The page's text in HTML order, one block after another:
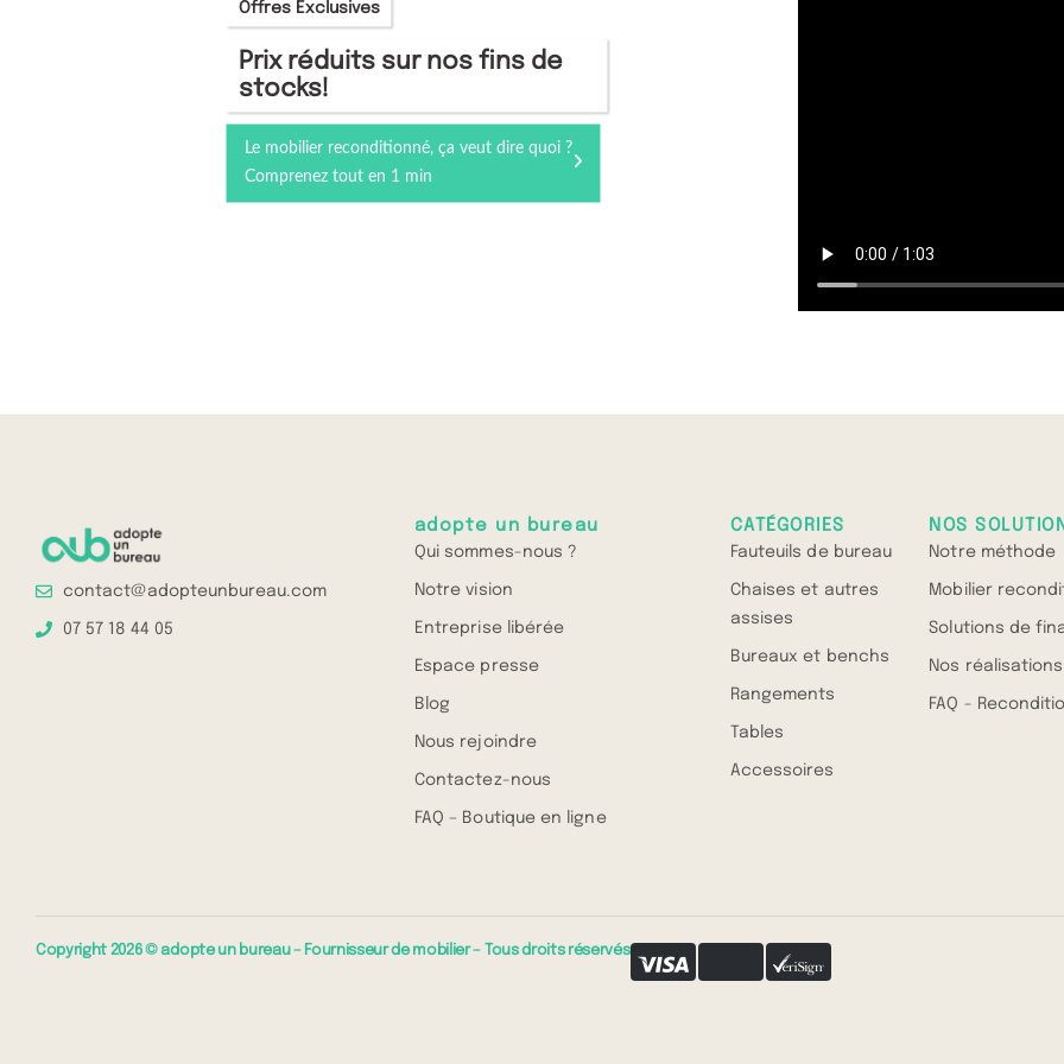
Offres Exclusives
Prix réduits sur nos fins de
stocks!
Le mobilier reconditionné, ça veut dire quoi ?
Comprenez tout en 1 min
contact@adopteunbureau.com
07 57 18 44 05
adopte un bureau
Qui sommes-nous ?
Notre vision
Entreprise libérée
Espace presse
Blog
Nous rejoindre
Contactez-nous
FAQ – Boutique en ligne
CATÉGORIES
Fauteuils de bureau
Chaises et autres
assises
Bureaux et benchs
Rangements
Tables
Accessoires
NOS
Notre méthode
Mobilier
Solutions de
Nos réalisations
FAQ -
Copyright 2026 © adopte un bureau – Fournisseur de mobilier – Tous droits réservés